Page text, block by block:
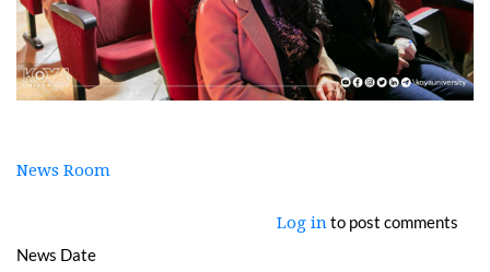
News Room
Log into post comments
News Date